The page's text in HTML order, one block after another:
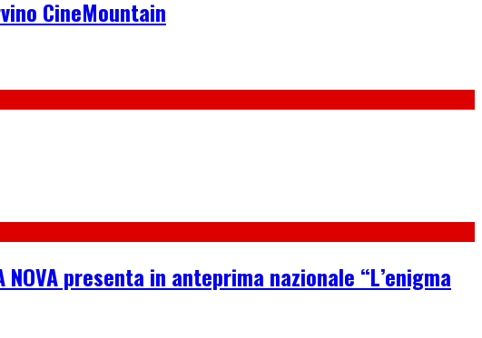
CineMountain
presenta in anteprima nazionale “L’enigma